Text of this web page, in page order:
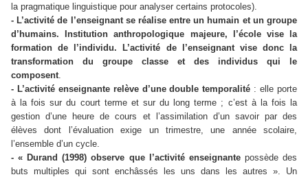
la pragmatique linguistique pour analyser certains protocoles).
- L’activité de l’enseignant se réalise entre un humain et un groupe
d’humains. Institution anthropologique majeure, l’école vise la
formation de l’individu. L’activité de l’enseignant vise donc la
transformation du groupe classe et des individus qui le
composent.
- L’activité enseignante relève d’une double temporalité : elle porte
à la fois sur du court terme et sur du long terme ; c’est à la fois la
gestion d’une heure de cours et l’assimilation d’un savoir par des
élèves dont l’évaluation exige un trimestre, une année scolaire,
l’ensemble d’un cycle.
- « Durand (1998) observe que l’activité enseignantepossède des
buts multiples qui sont enchâssés les uns dans les autres ». Un